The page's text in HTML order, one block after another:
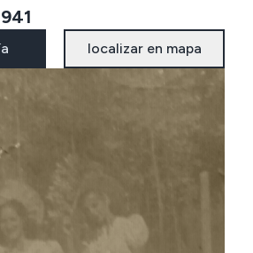
localizar en mapa